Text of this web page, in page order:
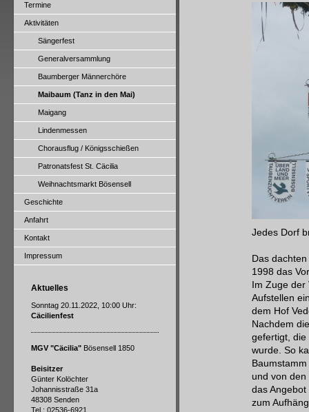
Termine
Aktivitäten
Sängerfest
Generalversammlung
Baumberger Männerchöre
Maibaum (Tanz in den Mai)
Maigang
Lindenmessen
Chorausflug / Königsschießen
Patronatsfest St. Cäcilia
Weihnachtsmarkt Bösensell
Geschichte
Anfahrt
Kontakt
Impressum
Aktuelles
Sonntag 20.11.2022, 10:00 Uhr:
Cäcilienfest
MGV "Cäcilia" Bösensell 1850
Beisitzer
Günter Kolöchter
Johannisstraße 31a
48308 Senden
Tel.: 02536-6921
Jedes Dorf
Das
1998 das
Im Zuge
Aufstellen
dem Hof
Nachdem
gefertigt, die
wurde. So
und von
das
zum